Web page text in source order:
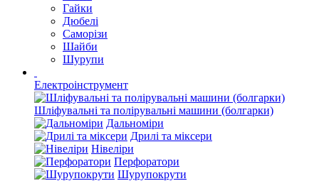
Гайки
Дюбелі
Саморізи
Шайби
Шурупи
Електроінструмент
Шліфувальні та полірувальні машини (болгарки)
Дальноміри
Дрилі та міксери
Нівеліри
Перфоратори
Шурупокрути